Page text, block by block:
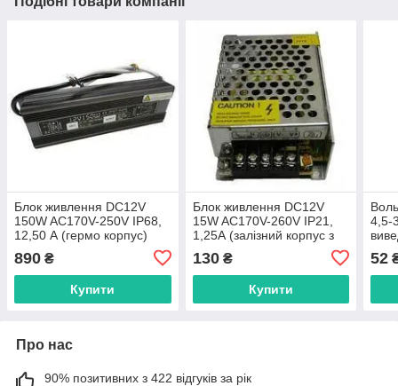
Блок живлення DC12V
150W AC170V-250V IP68,
12,50 А (гермо корпус)
890 ₴
Купити
Блок живлення DC12V
15W AC170V-260V IP21,
1,25А (залізний корпус з
130₴
Купити
4,5-
52
Про нас
90% позитивних з 422 відгуків за рік